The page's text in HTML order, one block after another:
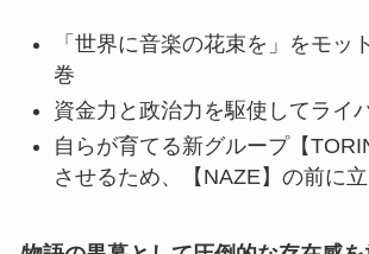
「世界に音楽の花束を」をモッ
巻
資金力と政治力を駆使してライ
自らが育てる新グループ【
させるため、【NAZE】の前に